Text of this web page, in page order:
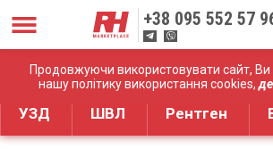
Продовжуючи використовувати сайт, Ви
нашу політику використання cookies,
+38 095 552 57
Дистрибуція медичного
УЗД ШВЛ Рентген